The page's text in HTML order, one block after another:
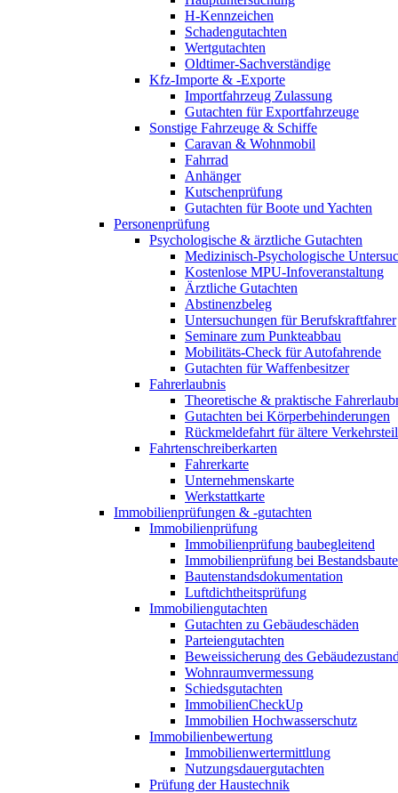
H-Kennzeichen
Schadengutachten
Wertgutachten
Oldtimer-Sachverständige
Kfz-Importe & -Exporte
Importfahrzeug Zulassung
Gutachten für Exportfahrzeuge
Sonstige Fahrzeuge & Schiffe
Caravan & Wohnmobil
Fahrrad
Anhänger
Kutschenprüfung
Gutachten für Boote und Yachten
Personenprüfung
Psychologische & ärztliche Gutachten
Medizinisch-Psychologische
Kostenlose MPU-Infoveranstaltung
Ärztliche Gutachten
Abstinenzbeleg
Untersuchungen für Berufskraftfahrer
Seminare zum Punkteabbau
Mobilitäts-Check für Autofahrende
Gutachten für Waffenbesitzer
Fahrerlaubnis
Theoretische & praktische
Gutachten bei Körperbehinderungen
Rückmeldefahrt für ältere
Fahrtenschreiberkarten
Fahrerkarte
Unternehmenskarte
Werkstattkarte
Immobilienprüfungen & -gutachten
Immobilienprüfung
Immobilienprüfung baubegleitend
Immobilienprüfung bei
Bautenstandsdokumentation
Luftdichtheitsprüfung
Immobiliengutachten
Gutachten zu Gebäudeschäden
Parteiengutachten
Beweissicherung des
Wohnraumvermessung
Schiedsgutachten
ImmobilienCheckUp
Immobilien Hochwasserschutz
Immobilienbewertung
Immobilienwertermittlung
Nutzungsdauergutachten
Prüfung der Haustechnik